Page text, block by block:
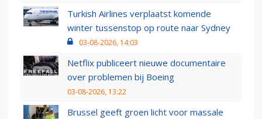
Turkish Airlines verplaatst komende
winter tussenstop op route naar Sydney
03-08-2026, 14:03
Netflix publiceert nieuwe documentaire
over problemen bij Boeing
03-08-2026, 13:22
Brussel geeft groen licht voor massale